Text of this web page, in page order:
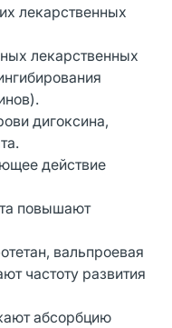
лекарственных
лекарственных
дигоксина,
действие
повышают
вальпроевая
частоту развития
абсорбцию